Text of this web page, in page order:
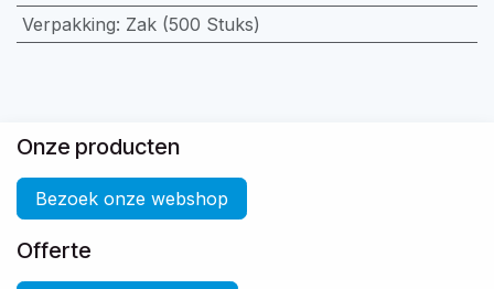
Verpakking: Zak (500 Stuks)
Onze producten
Bezoek onze webshop
Offerte